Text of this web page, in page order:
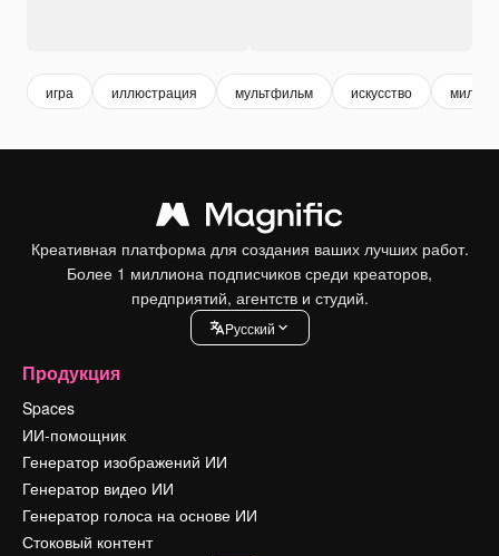
игра иллюстрация мультфильм искусство милый
Креативная платформа для создания ваших лучших работ.
Более 1 миллиона подписчиков среди креаторов,
предприятий, агентств и студий.
Pусский
Продукция
Spaces
ИИ-помощник
Генератор изображений ИИ
Генератор видео ИИ
Генератор голоса на основе ИИ
Стоковый контент